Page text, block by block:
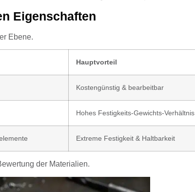
Eigenschaften
Ebene.
Hauptvorteil
Kostengünstig & bearbeitbar
Hohes Festigkeits-Gewichts-Verhältnis
Extreme Festigkeit & Haltbarkeit
der Materialien.